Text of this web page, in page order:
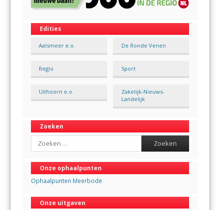
Edities
Aalsmeer e.o. De Ronde Venen
Regio Sport
Uithoorn e.o.
Zakelijk-Nieuws-
Landelijk
Zoeken
Search
Onze ophaalpunten
Ophaalpunten Meerbode
Onze uitgaven